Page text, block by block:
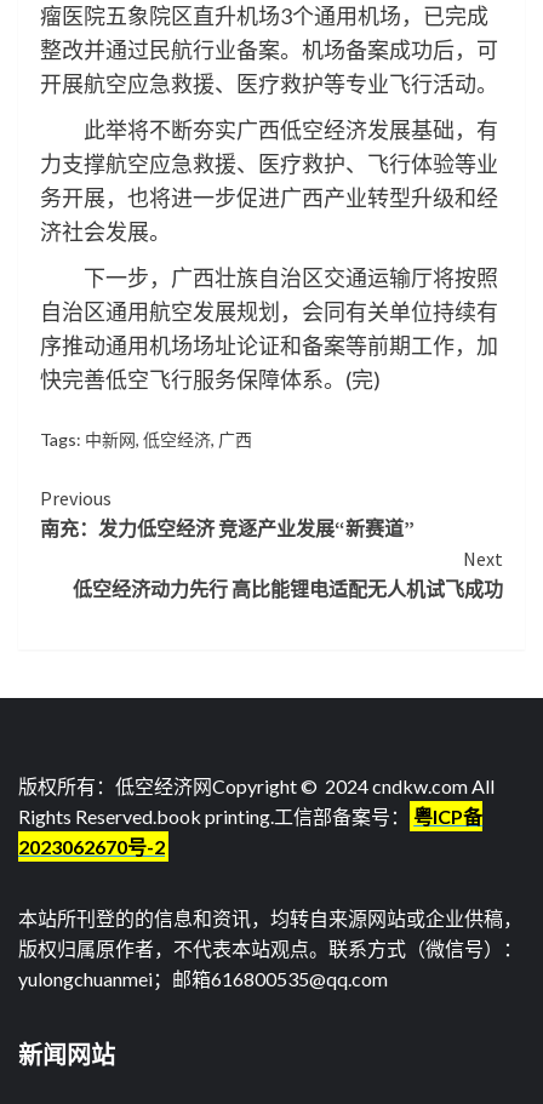
瘤医院五象院区直升机场3个通用机场，已完成
整改并通过民航行业备案。机场备案成功后，可
开展航空应急救援、医疗救护等专业飞行活动。
此举将不断夯实广西低空经济发展基础，有
力支撑航空应急救援、医疗救护、飞行体验等业
务开展，也将进一步促进广西产业转型升级和经
济社会发展。
下一步，广西壮族自治区交通运输厅将按照
自治区通用航空发展规划，会同有关单位持续有
序推动通用机场场址论证和备案等前期工作，加
快完善低空飞行服务保障体系。(完)
Tags: 中新网, 低空经济, 广西
Continue
Reading
Previous
南充：发力低空经济 竞逐产业发展“新赛道”
Next
低空经济动力先行 高比能锂电适配无人机试飞成功
版权所有：低空经济网Copyright © 2024 cndkw.com All
Rights Reserved.book printing.工信部备案号：
粤ICP备
2023062670号-2
本站所刊登的的信息和资讯，均转自来源网站或企业供稿，
版权归属原作者，不代表本站观点。联系方式（微信号）：
yulongchuanmei；邮箱616800535@qq.com
新闻网站